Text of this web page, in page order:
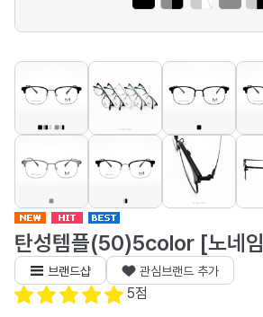
탄성템플(50)5color [노네
브랜드샵 관심브랜드 추가
5점